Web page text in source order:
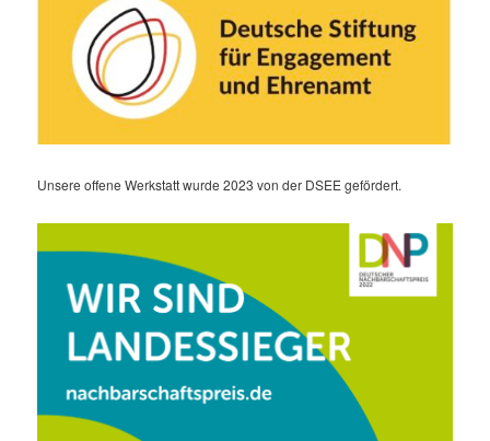
Unsere offene Werkstatt wurde 2023 von der DSEE gefördert.